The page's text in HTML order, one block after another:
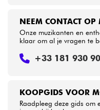
KOOPGIDS VOOR
Raadpleeg deze gids om
NEEM CONTACT OP
Onze muzikanten en
klaar om al je vragen te
+33 181 930